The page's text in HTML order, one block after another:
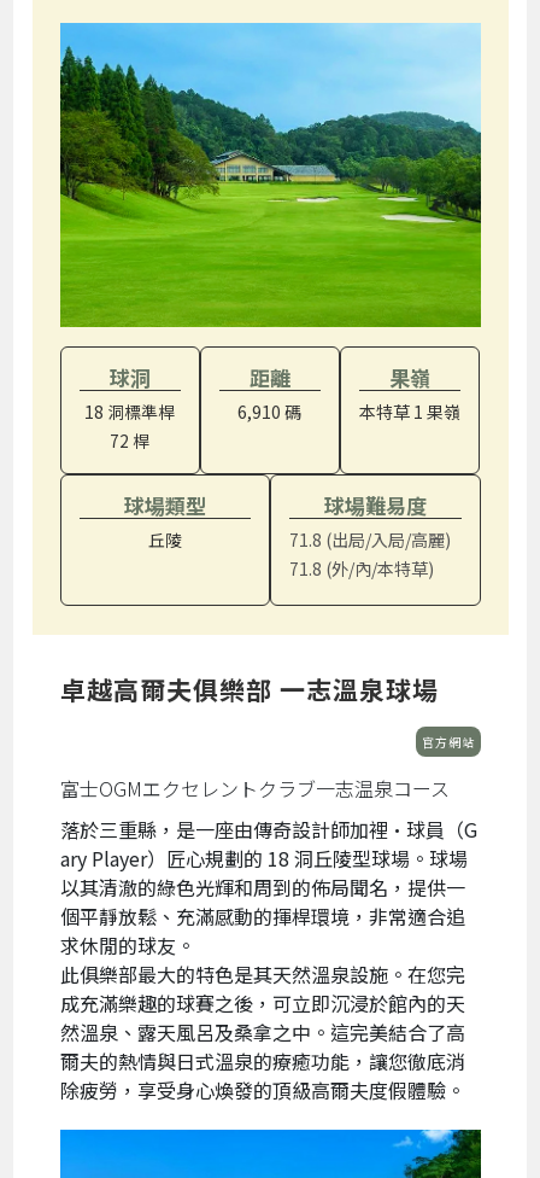
球洞
18 洞標準桿
72 桿
距離
6,910 碼
果嶺
本特草 1 果嶺
球場類型
丘陵
球場難易度
71.8 (出局/入局/高麗)
71.8 (外/內/本特草)
卓越高爾夫俱樂部 一志溫泉球場
官方網站
富士OGMエクセレントクラブ一志温泉コース
落於三重縣，是一座由傳奇設計師加裡·球員（G
ary Player）匠心規劃的 18 洞丘陵型球場。球場
以其清澈的綠色光輝和周到的佈局聞名，提供一
個平靜放鬆、充滿感動的揮桿環境，非常適合追
求休閒的球友。
此俱樂部最大的特色是其天然溫泉設施。在您完
成充滿樂趣的球賽之後，可立即沉浸於館內的天
然溫泉、露天風呂及桑拿之中。這完美結合了高
爾夫的熱情與日式溫泉的療癒功能，讓您徹底消
除疲勞，享受身心煥發的頂級高爾夫度假體驗。